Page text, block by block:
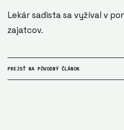
Lekár sadista sa vyžíval v
zajatcov.
PREJSŤ NA PÔVODNÝ ČLÁNOK